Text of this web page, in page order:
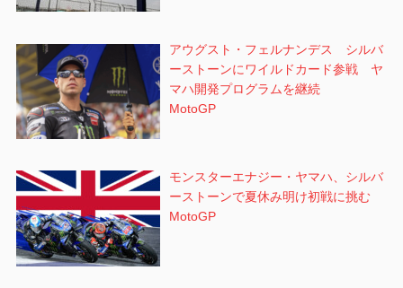
アウグスト・フェルナンデス シルバ
ーストーンにワイルドカード参戦 ヤ
マハ開発プログラムを継続
MotoGP
モンスターエナジー・ヤマハ、シルバ
ーストーンで夏休み明け初戦に挑む
MotoGP